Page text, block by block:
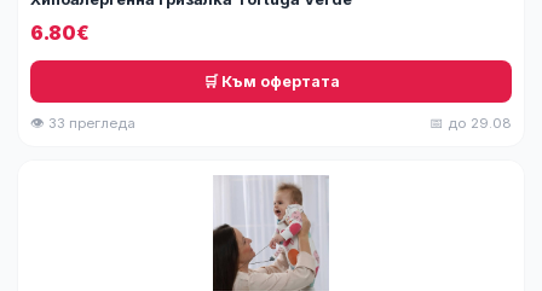
6.80€
🛒 Към офертата
👁 33 прегледа 📅 до 29.08